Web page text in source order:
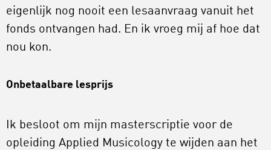
eigenlijk nog nooit een lesaanvraag vanuit het
fonds ontvangen had. En ik vroeg mij af hoe dat
nou kon.
Onbetaalbare lesprijs
Ik besloot om mijn masterscriptie voor de
opleiding Applied Musicology te wijden aan het